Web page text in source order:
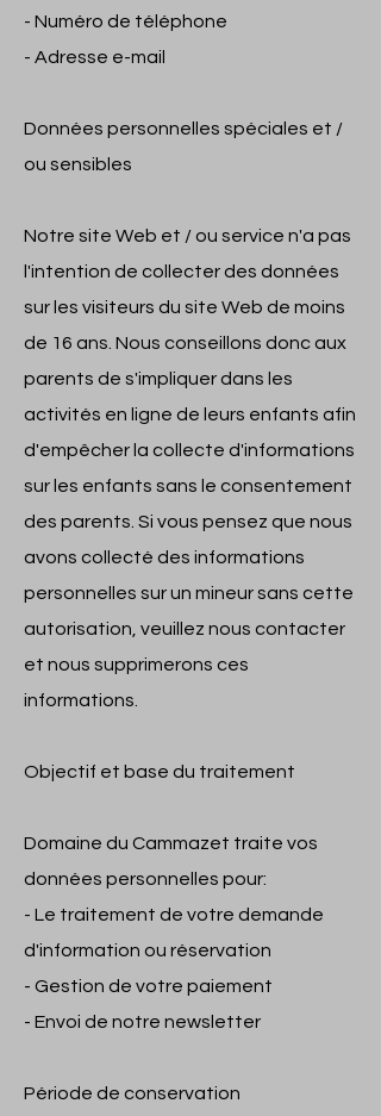
- Numéro de téléphone
- Adresse e-mail
Données personnelles spéciales et /
ou sensibles
Notre site Web et / ou service n'a pas
l'intention de collecter des données
sur les visiteurs du site Web de moins
de 16 ans. Nous conseillons donc aux
parents de s'impliquer dans les
activités en ligne de leurs enfants afin
d'empêcher la collecte d'informations
sur les enfants sans le consentement
des parents. Si vous pensez que nous
avons collecté des informations
personnelles sur un mineur sans cette
autorisation, veuillez nous contacter
et nous supprimerons ces
informations.
Objectif et base du traitement
Domaine du Cammazet traite vos
données personnelles pour:
- Le traitement de votre demande
d'information ou réservation
- Gestion de votre paiement
- Envoi de notre newsletter
Période de conservation